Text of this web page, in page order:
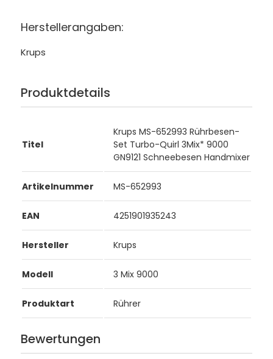
Herstellerangaben:
Krups
Produktdetails
Titel
Krups MS-652993 Rührbesen-
Set Turbo-Quirl 3Mix* 9000
GN9121 Schneebesen Handmixer
Artikelnummer MS-652993
EAN 4251901935243
Hersteller Krups
Modell 3 Mix 9000
Produktart Rührer
Bewertungen